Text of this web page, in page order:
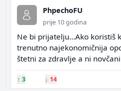
PhpechoFU
prije 10 godina
Ne bi prijatelju...Ako koristiš
trenutno najekonomičnija
štetni za zdravlje a ni
↑ 3 ↓ 14